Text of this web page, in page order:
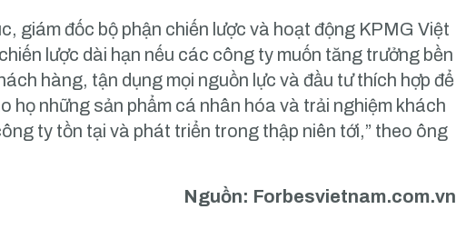
giám đốc bộ phận chiến lược và hoạt động KPMG Việt
lược dài hạn nếu các công ty muốn tăng trưởng bền
hàng, tận dụng mọi nguồn lực và đầu tư thích hợp để
họ những sản phẩm cá nhân hóa và trải nghiệm khách
ty tồn tại và phát triển trong thập niên tới,” theo ông
Nguồn: Forbesvietnam.com.vn